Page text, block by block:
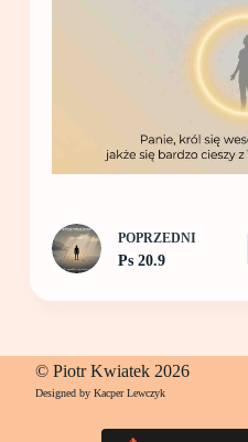
POPRZEDNI
Ps 20.9
© Piotr Kwiatek 2026
Designed by Kacper Lewczyk